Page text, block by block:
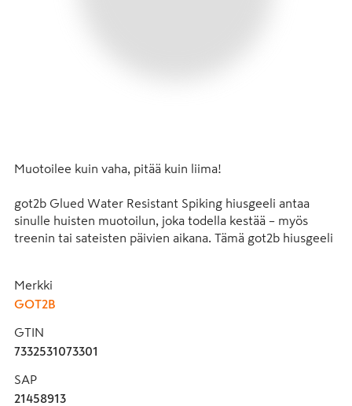
Muotoilee kuin vaha, pitää kuin liima!
got2b Glued Water Resistant Spiking hiusgeeli antaa
sinulle huisten muotoilun, joka todella kestää – myös
treenin tai sateisten päivien aikana. Tämä got2b hiusgeeli
seuraavaan pesuun asti.
pidon ilman, että se olisi kova hiuspohjalle. Se on
hellävarainen, sopii kaikille hiustyypeille ja on
ihanteellinen hiusgeeli kaikille, jotka etsivät jotain, joka
todella pitää – todellinen unisex-suosikki.
Merkki
GOT2B
GTIN
7332531073301
SAP
21458913